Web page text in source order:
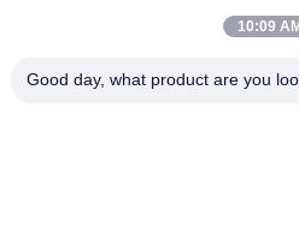
Ersatzteile für Rasenmäher
10:09 AM
Good day, what product are you